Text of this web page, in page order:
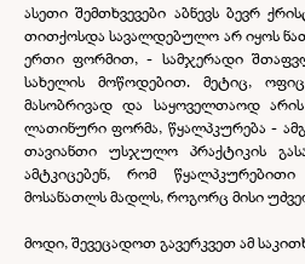
ასეთი შემთხვევები აბნევს ბევრ
თითქოსდა სავალდებულო არ იყოს
ერთი ფორმით, - სამჯერადი
სახელის მოწოდებით. მეტიც,
მასობრივად და საყოველთაოდ
ლათინური ფორმა, წყალპკურება -
თავიანთი უსჯულო პრაქტიკის
ამტკიცებენ, რომ
მოსანათლს მადლს, როგორც მისი
მოდი, შევეცადოთ გავერკვეთ ამ